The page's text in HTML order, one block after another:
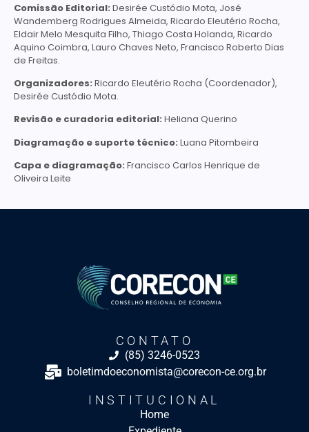
Comissão Editorial: Desirée Custódio Mota, José
Wandemberg Rodrigues Almeida, Ricardo Eleutério Rocha,
Eldair Melo Mesquita Filho, Thiago Costa Holanda, Ricardo
Aquino Coimbra, Lauro Chaves Neto, Francisco Roberto Dias
de Freitas.
Organizadores: Ricardo Eleutério Rocha (Coordenador),
Desirée Custódio Mota.
Revisão e curadoria editorial: Heliana Querino
Diagramação e suporte técnico: Luana Pitombeira
Capa e diagramação: Francisco Carlos Henrique de
Oliveira Leite
CONTATO
(85) 3246-0523
boletimdoeconomista@corecon-ce.org.br
INSTITUCIONAL
Home